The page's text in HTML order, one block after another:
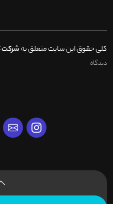
کلی حقوق این سایت متعلق بهشرکت
دیدگاه